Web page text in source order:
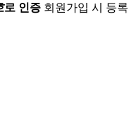
로 인증 회원가입 시 등록